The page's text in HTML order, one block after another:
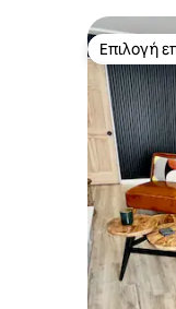
Επιλογή
Επιλογή